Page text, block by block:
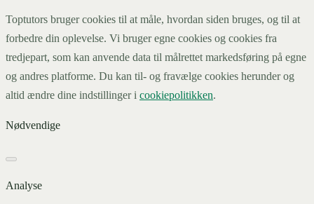
Toptutors bruger cookies til at måle, hvordan siden bruges, og til at
forbedre din oplevelse. Vi bruger egne cookies og cookies fra
tredjepart, som kan anvende data til målrettet markedsføring på egne
og andres platforme. Du kan til- og fravælge cookies herunder og
altid ændre dine indstillinger i cookiepolitikken.
Nødvendige
Analyse